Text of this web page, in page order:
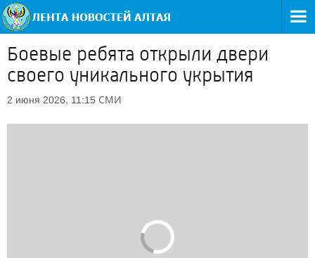
Боевые ребята открыли двери
своего уникального укрытия
2 июня 2026, 11:15 СМИ